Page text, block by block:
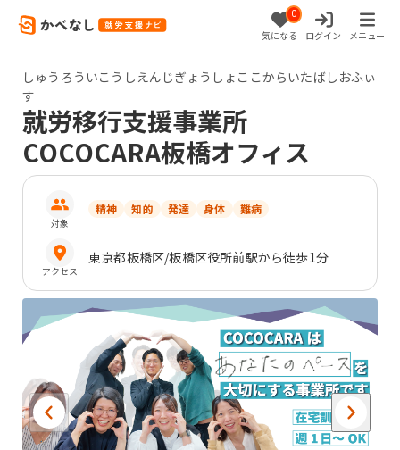
0
気になる ログイン メニュー
しゅうろういこうしえんじぎょうしょここからいたばしおふぃ
す
就労移行支援事業所
COCOCARA板橋オフィス
対象
精神 知的 発達 身体 難病
アクセス
東京都板橋区/板橋区役所前駅から徒歩1分